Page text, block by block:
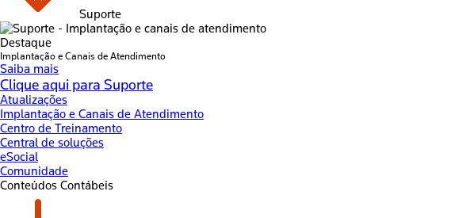
Suporte
Destaque
Implantação e Canais de Atendimento
Saiba mais
Clique aqui para Suporte
Atualizações
Implantação e Canais de Atendimento
Centro de Treinamento
Central de soluções
eSocial
Comunidade
Conteúdos Contábeis